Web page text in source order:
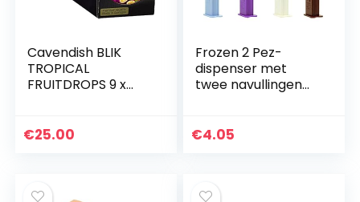
Cavendish BLIK
TROPICAL
FRUITDROPS 9 x
€25.00
Frozen 2 Pez-
dispenser met
twee navullingen
willekeurig karakter
€4.05